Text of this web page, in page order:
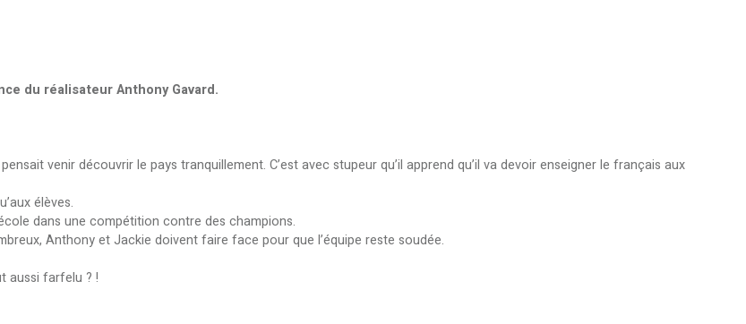
du réalisateur Anthony Gavard.
venir découvrir le pays tranquillement. C’est avec stupeur qu’il apprend qu’il va devoir enseigner le français aux
élèves.
dans une compétition contre des champions.
Anthony et Jackie doivent faire face pour que l’équipe reste soudée.
aussi farfelu ? !